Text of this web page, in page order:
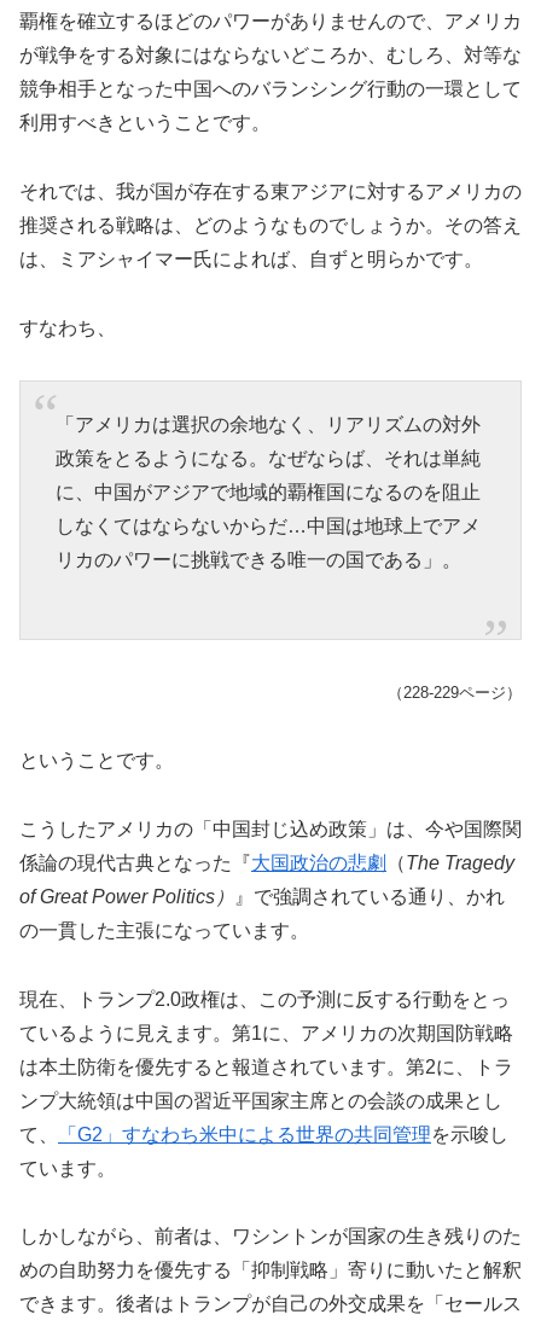
覇権を確立するほどのパワーがありませんので、アメリカ
が戦争をする対象にはならないどころか、むしろ、対等な
競争相手となった中国へのバランシング行動の一環として
利用すべきということです。
それでは、我が国が存在する東アジアに対するアメリカの
推奨される戦略は、どのようなものでしょうか。その答え
は、ミアシャイマー氏によれば、自ずと明らかです。
すなわち、
「アメリカは選択の余地なく、リアリズムの対外
政策をとるようになる。なぜならば、それは単純
に、中国がアジアで地域的覇権国になるのを阻止
しなくてはならないからだ…中国は地球上でアメ
リカのパワーに挑戦できる唯一の国である」。
（228-229ページ）
ということです。
こうしたアメリカの「中国封じ込め政策」は、今や国際関
係論の現代古典となった『大国政治の悲劇 （The Tragedy
of Great Power Politics）
』で強調されている通り、かれ
の一貫した主張になっています。
現在、トランプ2.0政権は、この予測に反する行動をとっ
ているように見えます。第1に、アメリカの次期国防戦略
は本土防衛を優先すると報道されています。第2に、トラ
ンプ大統領は中国の習近平国家主席との会談の成果とし
て、
「G2」すなわち米中による世界の共同管理を示唆し
ています。
しかしながら、前者は、ワシントンが国家の生き残りのた
めの自助努力を優先する「抑制戦略」寄りに動いたと解釈
できます。後者はトランプが自己の外交成果を「セールス